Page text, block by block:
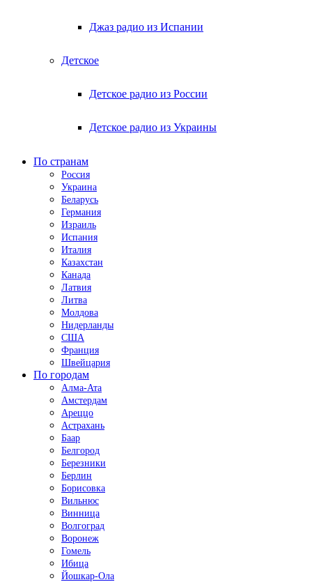
Джаз радио из Испании
Детское
Детское радио из России
Детское радио из Украины
По странам
Россия
Украина
Беларусь
Германия
Израиль
Испания
Италия
Казахстан
Канада
Латвия
Литва
Молдова
Нидерланды
США
Франция
Швейцария
По городам
Алма-Ата
Амстердам
Ареццо
Астрахань
Баар
Белгород
Березники
Берлин
Борисовка
Вильнюс
Винница
Волгоград
Воронеж
Гомель
Ибица
Йошкар-Ола